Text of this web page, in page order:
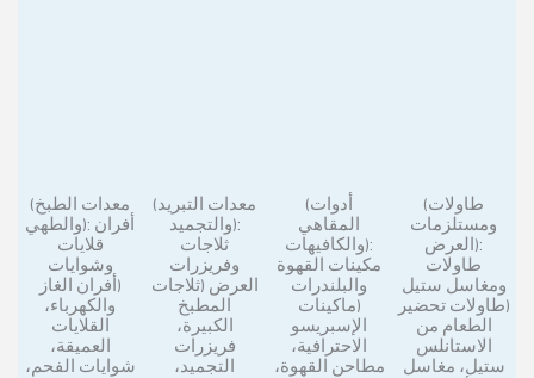
(معدات الطبخ
والطهي): أفران
قلايات
وشوايات
(أفران الغاز
والكهرباء،
القلايات
العميقة،
شوايات الفحم،
(معدات التبريد
والتجميد):
ثلاجات
وفريزرات
العرض (ثلاجات
المطبخ
الكبيرة،
فريزرات
التجميد،
(أدوات
المقاهي
والكافيهات):
مكينات القهوة
والبلندرات
(ماكينات
الإسبريسو
الاحترافية،
مطاحن القهوة،
(طاولات
ومستلزمات
العرض):
طاولات
ومغاسل ستيل
(طاولات تحضير
الطعام من
الاستانلس
ستيل، مغاسل